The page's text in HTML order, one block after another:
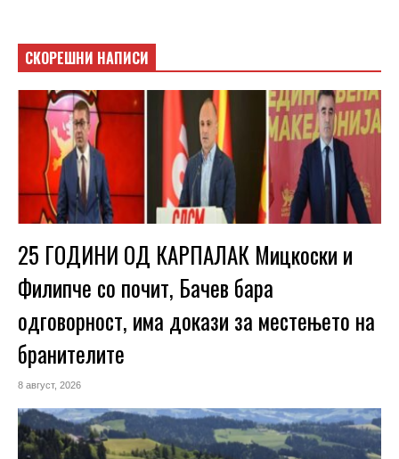
СКОРЕШНИ НАПИСИ
25 ГОДИНИ ОД КАРПАЛАК Мицкоски и
Филипче со почит, Бачев бара
одговорност, има докази за местењето на
бранителите
8 август, 2026